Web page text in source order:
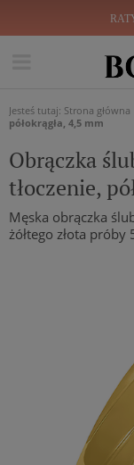
Jesteś tutaj: Strona główna
półokrągła, 4,5 mm
Obrączka
tłoczenie,
Męska obrączka
żółtego złota próby